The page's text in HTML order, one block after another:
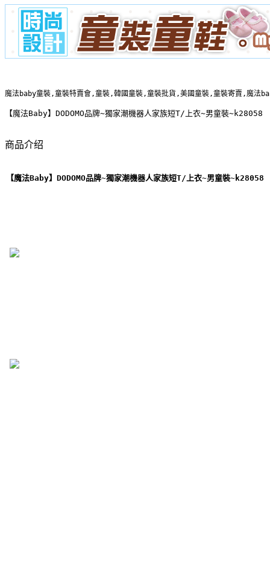
魔法baby童裝,童裝特賣會,童裝,韓國童裝,童裝批貨,美國童裝,童裝寄賣,魔法
【魔法Baby】DODOMO品牌~獨家潮機器人家族短T/上衣~男童裝~k28058
商品介绍
【魔法Baby】DODOMO品牌~獨家潮機器人家族短T/上衣~男童裝~k28058